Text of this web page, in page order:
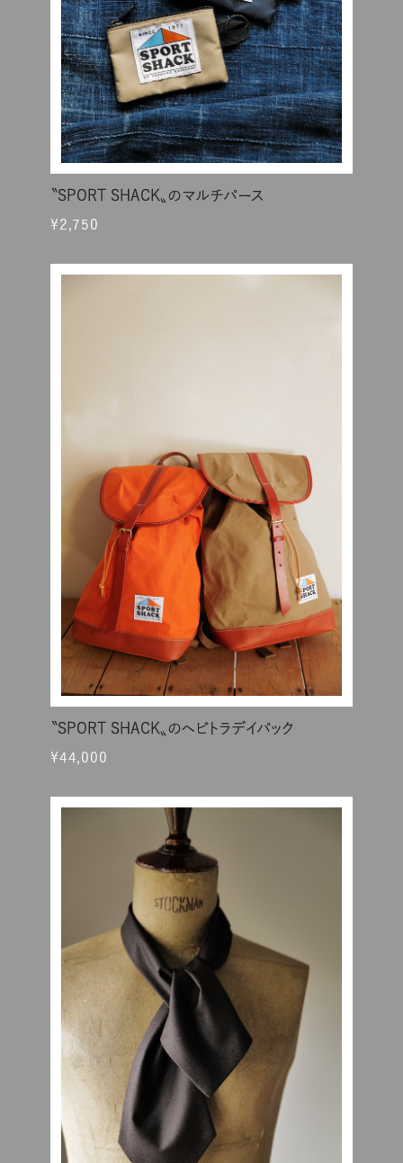
〝SPORT SHACK〟のマルチパース
¥2,750
〝SPORT SHACK〟のヘビトラデイパック
¥44,000